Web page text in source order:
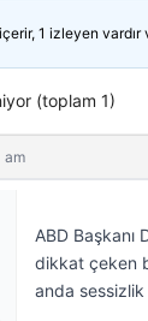
1 izleyen vardır
(toplam 1)
am
ABD
dikkat çeken
anda